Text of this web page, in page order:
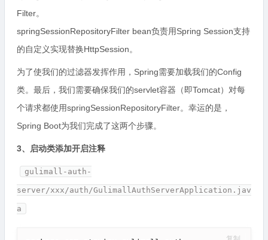
Filter。
springSessionRepositoryFilter bean负责用Spring Session支持
的自定义实现替换HttpSession。
为了使我们的过滤器发挥作用，Spring需要加载我们的Config
类。最后，我们需要确保我们的servlet容器（即Tomcat）对每
个请求都使用springSessionRepositoryFilter。幸运的是，
Spring Boot为我们完成了这两个步骤。
3、启动类添加开启注释
gulimall-auth-
server/xxx/auth/GulimallAuthServerApplication.jav
a